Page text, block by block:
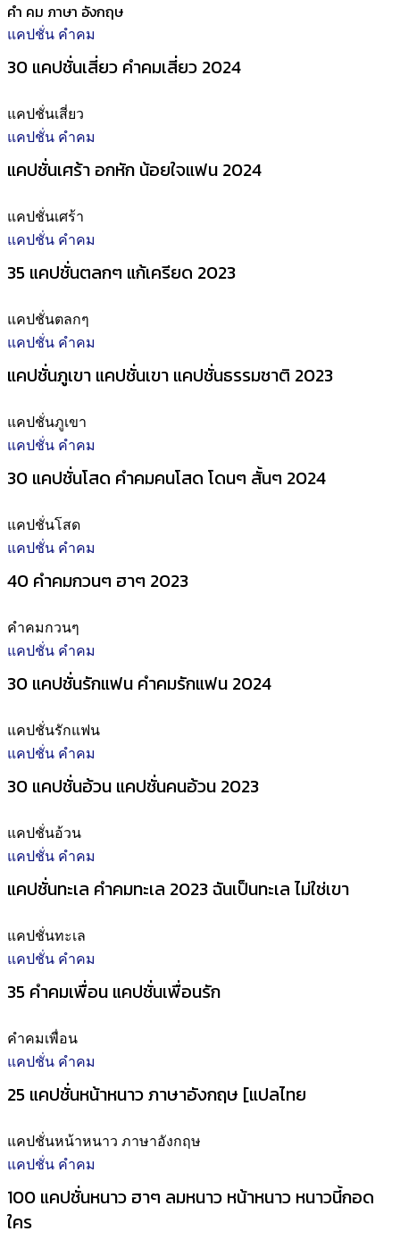
คํา คม ภาษา อังกฤษ
แคปชั่น คำคม
30 แคปชั่นเสี่ยว คำคมเสี่ยว 2024
แคปชั่นเสี่ยว
แคปชั่น คำคม
แคปชั่นเศร้า อกหัก น้อยใจแฟน 2024
แคปชั่นเศร้า
แคปชั่น คำคม
35 แคปชั่นตลกๆ แก้เครียด 2023
แคปชั่นตลกๆ
แคปชั่น คำคม
แคปชั่นภูเขา แคปชั่นเขา แคปชั่นธรรมชาติ 2023
แคปชั่นภูเขา
แคปชั่น คำคม
30 แคปชั่นโสด คําคมคนโสด โดนๆ สั้นๆ 2024
แคปชั่นโสด
แคปชั่น คำคม
40 คำคมกวนๆ ฮาๆ 2023
คำคมกวนๆ
แคปชั่น คำคม
30 แคปชั่นรักแฟน คำคมรักแฟน 2024
แคปชั่นรักแฟน
แคปชั่น คำคม
30 แคปชั่นอ้วน แคปชั่นคนอ้วน 2023
แคปชั่นอ้วน
แคปชั่น คำคม
แคปชั่นทะเล คำคมทะเล 2023 ฉันเป็นทะเล ไม่ใช่เขา
แคปชั่นทะเล
แคปชั่น คำคม
35 คำคมเพื่อน แคปชั่นเพื่อนรัก
คำคมเพื่อน
แคปชั่น คำคม
25 แคปชั่นหน้าหนาว ภาษาอังกฤษ [แปลไทย
แคปชั่นหน้าหนาว ภาษาอังกฤษ
แคปชั่น คำคม
100 แคปชั่นหนาว ฮาๆ ลมหนาว หน้าหนาว หนาวนี้กอด
ใคร